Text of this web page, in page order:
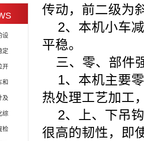
设
定
开
和
及
综
检
传动，前二级为
2、本机小车
平稳。
三、零、部件
1、本机主要
热处理工艺加工
2、上、下吊
很高的韧性，即